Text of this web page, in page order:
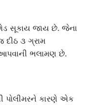
સૂકાય જાય છે. જેના
દીઠ ૩ ગ્રામ
ભલામણ છે.
પોલીમરને કારણે એક